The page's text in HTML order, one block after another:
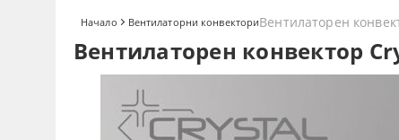
Начало Вентилаторни конвекториВентилаторен
Вентилаторен конвектор